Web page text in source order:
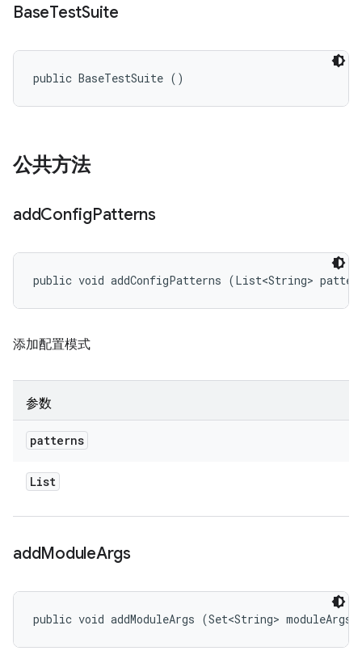
BaseTestSuite
public BaseTestSuite ()
公共方法
addConfigPatterns
public void addConfigPatterns (List<String>
添加配置模式
参数
patterns
List
addModuleArgs
public void addModuleArgs (Set<String> moduleArgs)